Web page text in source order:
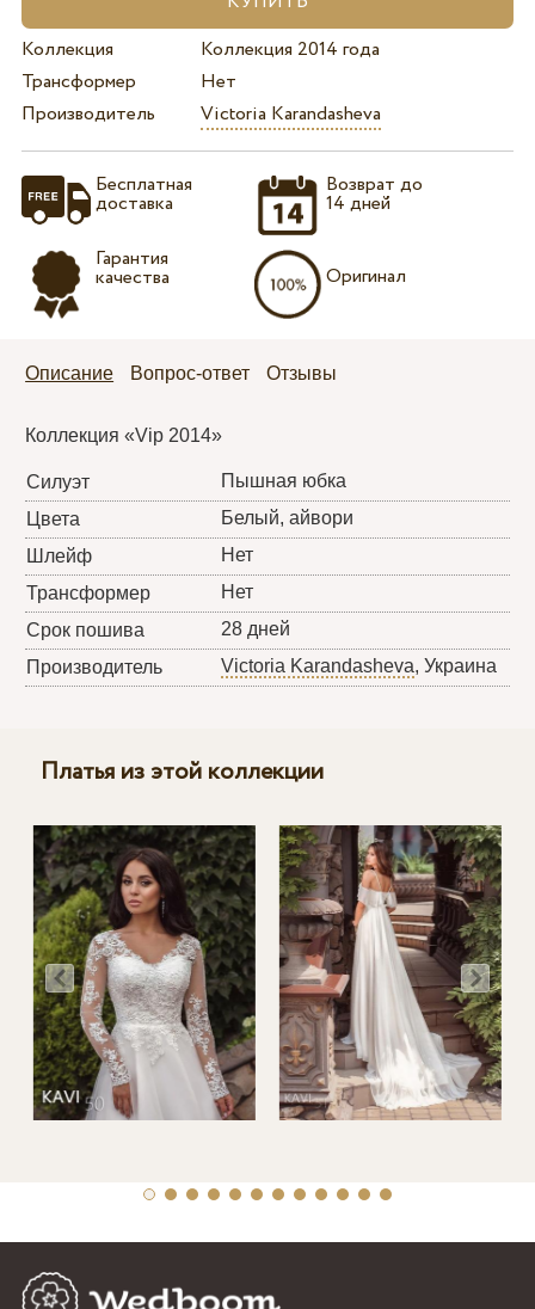
Коллекция
Коллекция 2014 года
Трансформер
Нет
Производитель
Victoria Karandasheva
Бесплатная
доставка
Гарантия
качества
Возврат до
14 дней
Оригинал
Описание Вопрос-ответ Отзывы
Коллекция «Vip 2014»
Силуэт
Пышная юбка
Цвета
Белый, айвори
Шлейф
Нет
Трансформер
Нет
Срок пошива
28 дней
Производитель
Victoria Karandasheva, Украина
Платья из этой коллекции